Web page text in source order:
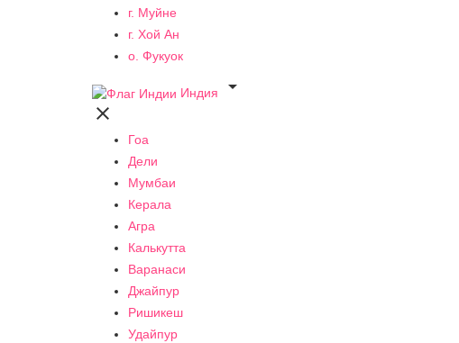
г. Муйне
г. Хой Ан
о. Фукуок
Индия


Гоа
Дели
Мумбаи
Керала
Агра
Калькутта
Варанаси
Джайпур
Ришикеш
Удайпур